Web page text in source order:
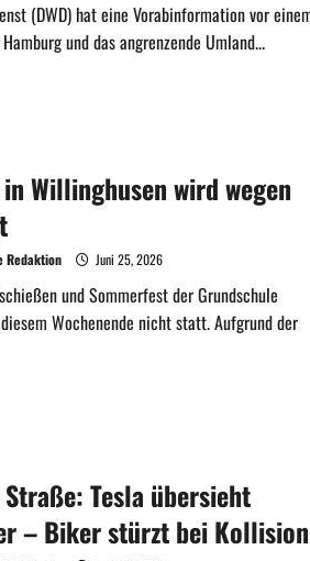
(DWD) hat eine Vorabinformation vor
und das angrenzende Umland...
Willinghusen wird wegen
Redaktion Juni 25, 2026
und Sommerfest der Grundschule
Wochenende nicht statt. Aufgrund der
Tesla übersieht
– Biker stürzt bei Kollision